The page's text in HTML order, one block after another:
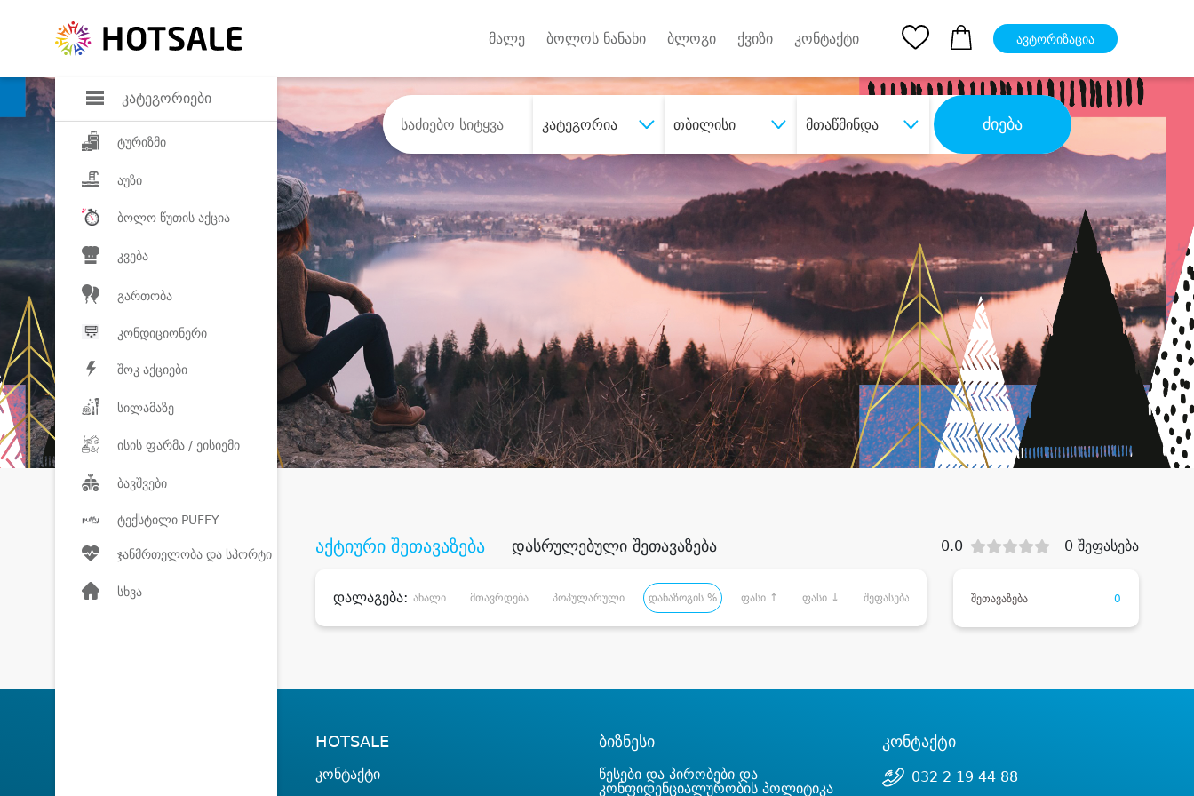
კატეგორიები
ტურიზმი
აუზი
ბოლო წუთის აქცია
კვება
გართობა
კონდიციონერი
შოკ აქციები
სილამაზე
ისის ფარმა / ეისიემი
ბავშვები
ტექსტილი PUFFY
ჯანმრთელობა და სპორტი
სხვა
მალე ბოლოს ნანახი ბლოგი ქვიზი კონტაქტი ავტორიზაცია
კატეგორია თბილისი მთაწმინდა ძიება
შეიძინესასურველი მომსახურება დიდი დანაზოგით
აქტიური შეთავაზება დასრულებული შეთავაზება 0.0 0 შეფასება
დალაგება: ახალი მთავრდება პოპულარული დანაზოგის % ფასი ↑ ფასი ↓ შეფასება შეთავაზება 0
HOTSALE
კონტაქტი
ბიზნესი
წესები და პირობები და
კონფიდენციალურობის პოლიტიკა
კონტაქტი
032 2 19 44 88